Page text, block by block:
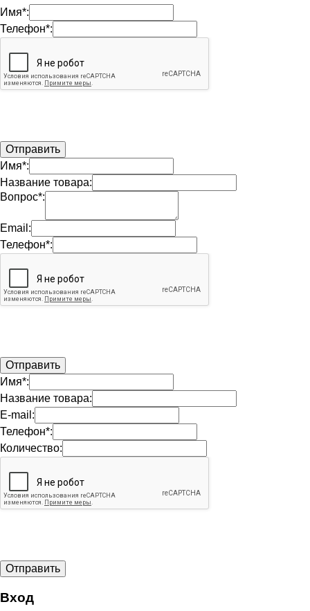
Имя*:
Телефон*:
Имя*:
Название товара:
Вопрос*:
Email:
Телефон*:
Имя*:
Название товара:
E-mail:
Телефон*:
Количество:
Вход